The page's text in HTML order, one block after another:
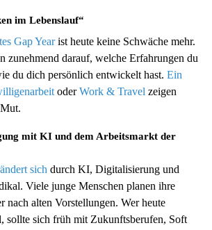
im Lebenslauf“
Gap Yearist heute keine Schwäche mehr.
zunehmend darauf, welche Erfahrungen du
du dich persönlich entwickelt hast. Ein
oderWork & Travel zeigen
mit KI und dem Arbeitsmarkt der
sich durch KI, Digitalisierung und
Viele junge Menschen planen ihre
nach alten Vorstellungen. Wer heute
sollte sich früh mit Zukunftsberufen, Soft